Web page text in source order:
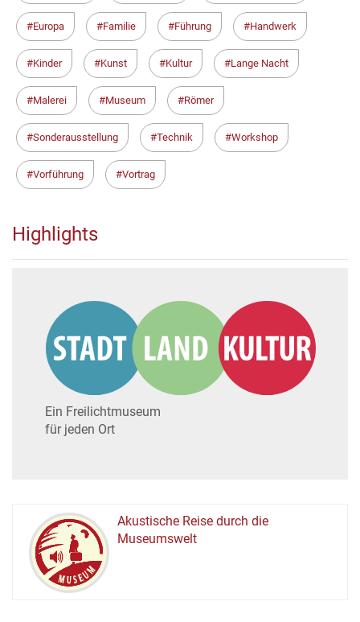
Europa Familie Führung Handwerk
Kinder Kunst Kultur Lange Nacht
Malerei Museum Römer
Sonderausstellung Technik Workshop
Vorführung Vortrag
Highlights
Ein Freilichtmuseum
für jeden Ort
MUSEUM
Akustische Reise durch die
Museumswelt